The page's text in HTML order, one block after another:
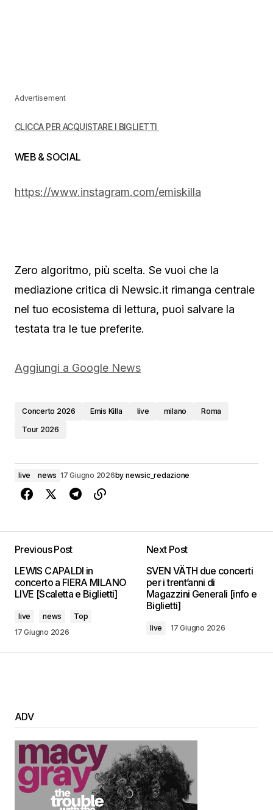
Advertisement
CLICCA PER ACQUISTARE I BIGLIETTI
WEB & SOCIAL
https://www.instagram.com/emiskilla
Zero algoritmo, più scelta. Se vuoi che la
mediazione critica di Newsic.it rimanga centrale
nel tuo ecosistema di lettura, puoi salvare la
testata tra le tue preferite.
Aggiungi a Google News
Concerto 2026 Emis Killa live milano
Roma
Tour 2026
live news 17 Giugno 2026by newsic_redazione
Previous Post
LEWIS CAPALDI in
concerto a FIERA MILANO
LIVE [Scaletta e Biglietti]
live news
Top
17 Giugno 2026
Next Post
SVEN VÄTH due concerti
per i trent’anni di
Magazzini Generali [info e
Biglietti]
live 17 Giugno 2026
ADV